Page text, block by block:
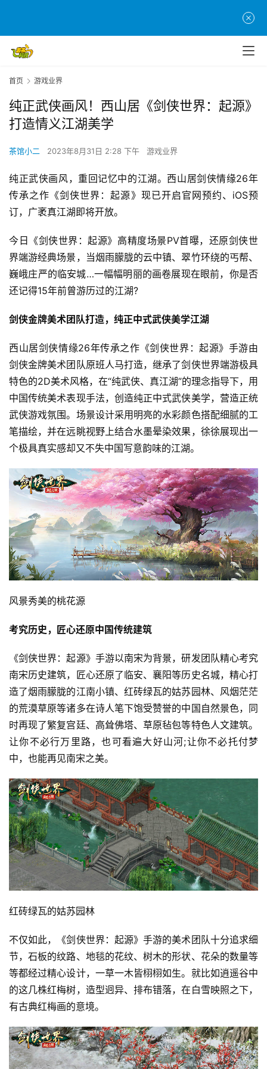
首
页
游
茶
原
创
游
业
手
机
游
戏
单
机
游
首页 游戏业界
纯正武侠画风！西山居《剑侠世界：起源》
打造情义江湖美学
茶馆小二 2023年8月31日 2:28 下午 游戏业界
纯正武侠画风，重回记忆中的江湖。西山居剑侠情缘26年
传承之作《剑侠世界：起源》现已开启官网预约、iOS预
订，广袤真江湖即将开放。
今日《剑侠世界：起源》高精度场景PV首曝，还原剑侠世
界端游经典场景，当烟雨朦胧的云中镇、翠竹环绕的丐帮、
巍峨庄严的临安城…一幅幅明丽的画卷展现在眼前，你是否
还记得15年前曾游历过的江湖?
剑侠金牌美术团队打造，纯正中式武侠美学江湖
西山居剑侠情缘26年传承之作《剑侠世界：起源》手游由
剑侠金牌美术团队原班人马打造，继承了剑侠世界端游极具
特色的2D美术风格，在“纯武侠、真江湖”的理念指导下，用
中国传统美术表现手法，创造纯正中式武侠美学，营造正统
武侠游戏氛围。场景设计采用明亮的水彩颜色搭配细腻的工
笔描绘，并在远眺视野上结合水墨晕染效果，徐徐展现出一
个极具真实感却又不失中国写意韵味的江湖。
风景秀美的桃花源
考究历史，匠心还原中国传统建筑
《剑侠世界：起源》手游以南宋为背景，研发团队精心考究
南宋历史建筑，匠心还原了临安、襄阳等历史名城，精心打
造了烟雨朦胧的江南小镇、红砖绿瓦的姑苏园林、风烟茫茫
的荒漠草原等诸多在诗人笔下饱受赞誉的中国自然景色，同
时再现了繁复宫廷、高耸佛塔、草原毡包等特色人文建筑。
让你不必行万里路，也可看遍大好山河;让你不必托付梦
中，也能再见南宋之美。
红砖绿瓦的姑苏园林
不仅如此，《剑侠世界：起源》手游的美术团队十分追求细
节，石板的纹路、地毯的花纹、树木的形状、花朵的数量等
等都经过精心设计，一草一木皆栩栩如生。就比如逍遥谷中
的这几株红梅树，造型迥异、排布错落，在白雪映照之下，
有古典红梅画的意境。